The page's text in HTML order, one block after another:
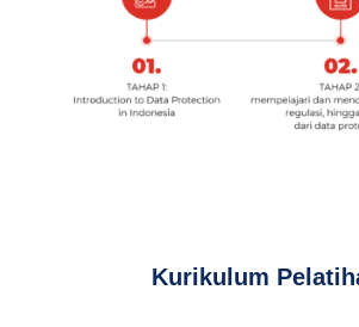
Kurikulum